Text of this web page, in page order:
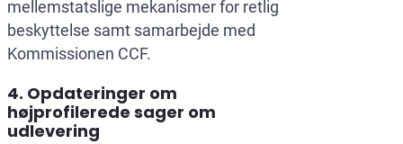
mellemstatslige mekanismer for retlig
beskyttelse samt samarbejde med
Kommissionen CCF.
4. Opdateringer om
højprofilerede sager om
udlevering